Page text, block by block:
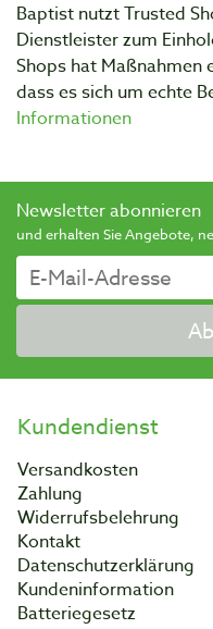
Baptist nutzt Trusted
Dienstleister zum
Shops hat Maßnahmen
dass es sich um echte
Informationen
Newsletter abonnieren
und erhalten Sie Angebote,
Kundendienst
Versandkosten
Zahlung
Widerrufsbelehrung
Kontakt
Datenschutzerklärung
Kundeninformation
Batteriegesetz